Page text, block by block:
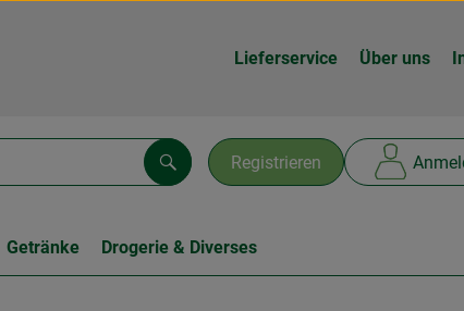
Lieferservice Über uns
Registrieren
Suchen
Getränke Drogerie & Diverses